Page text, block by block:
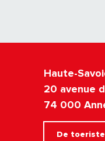
Haute-
20 avenue
74 000
De